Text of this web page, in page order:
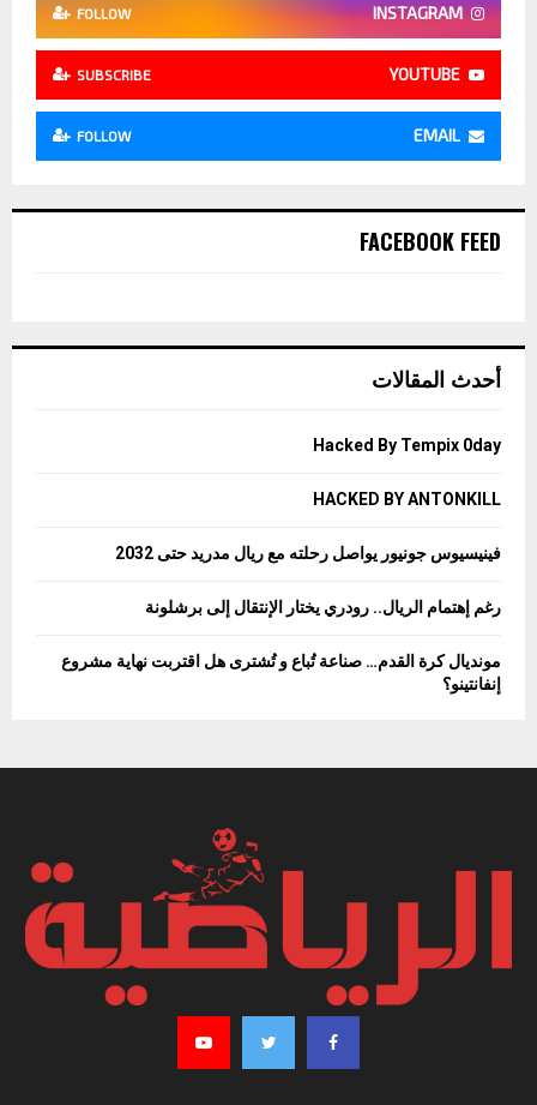
INSTAGRAM
FOLLOW
YOUTUBE
SUBSCRIBE
EMAIL
FOLLOW
FACEBOOK FEED
أحدث المقالات
Hacked By Tempix 0day
HACKED BY ANTONKILL
فينيسيوس جونيور يواصل رحلته مع ريال مدريد حتى 2032
رغم إهتمام الريال.. رودري يختار الإنتقال إلى برشلونة
مونديال كرة القدم… صناعة تُباع و تُشترى هل اقتربت نهاية مشروع
إنفانتينو؟